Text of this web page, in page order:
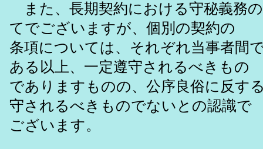
また、長期契約における守秘義務
てでございますが、個別の契約の
条項については、それぞれ当事者間
ある以上、一定遵守されるべきもの
でありますものの、公序良俗に反す
守されるべきものでないとの認識で
ございます。